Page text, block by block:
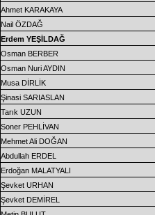
Ahmet KARAKAYA
Nail ÖZDAĞ
Erdem YEŞİLDAĞ
Osman BERBER
Osman Nuri AYDIN
Musa DİRLİK
Şinasi SARIASLAN
Tarık UZUN
Soner PEHLİVAN
Mehmet Ali DOĞAN
Abdullah ERDEL
Erdoğan MALATYALI
Şevket URHAN
Şevket DEMİREL